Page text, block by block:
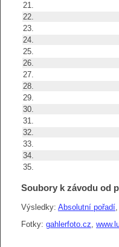
21.
22.
23.
24.
25.
26.
27.
28.
29.
30.
31.
32.
33.
34.
35.
Soubory k závodu od
Výsledky: Absolutní pořadí
Fotky: gahlerfoto.cz